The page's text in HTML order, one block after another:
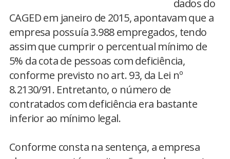
dados do
CAGED em janeiro de 2015, apontavam que a
empresa possuía 3.988 empregados, tendo
assim que cumprir o percentual mínimo de
5% da cota de pessoas com deficiência,
conforme previsto no art. 93, da Lei nº
8.2130/91. Entretanto, o número de
contratados com deficiência era bastante
inferior ao mínimo legal.
Conforme consta na sentença, a empresa